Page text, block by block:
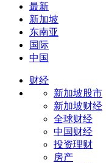
最新
新加坡
东南亚
国际
中国
财经
新加坡股市
新加坡财经
全球财经
中国财经
投资理财
房产